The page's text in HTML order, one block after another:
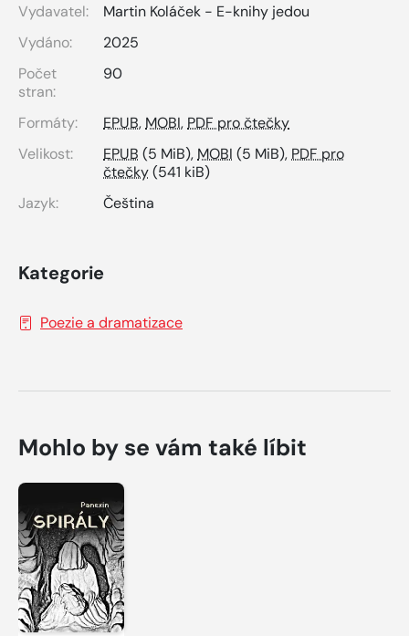
Vydavatel:
Martin Koláček - E-knihy jedou
Vydáno:
2025
Počet
stran:
90
Formáty: EPUB, MOBI, PDF pro čtečky
Velikost:
EPUB (5 MiB), MOBI (5 MiB), PDF pro
čtečky(541 kiB)
Jazyk:
Čeština
Kategorie
Poezie a dramatizace
Mohlo by se vám také líbit